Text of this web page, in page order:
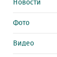
Новости
Фото
Видео